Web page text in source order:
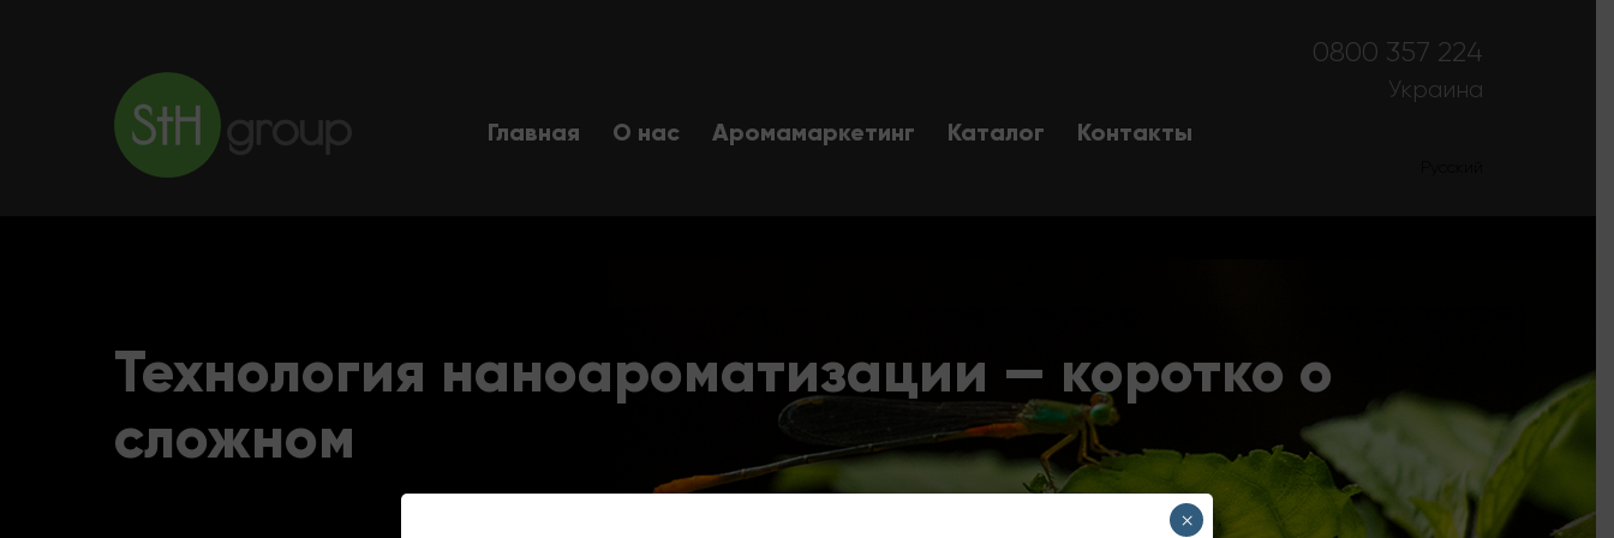
Главная О нас Аромамаркетинг Каталог Контакты
0800 357 224
Украина
Технология наноароматизации — коротко о
сложном
×